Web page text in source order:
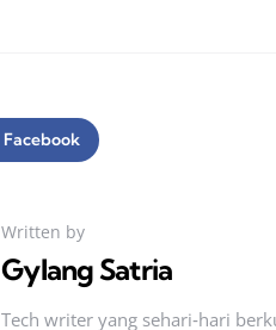
Facebook
Written by
Gylang Satria
Tech writer yang sehari‑hari